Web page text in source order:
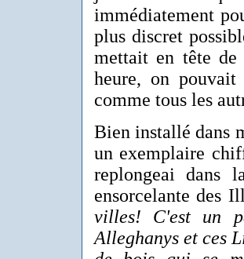
immédiatement
plus discret
mettait en tête
heure, on
comme tous les
Bien installé dans
un exemplaire
replongeai dans
ensorcelante des
villes! C'est un
Alleghanys et ces